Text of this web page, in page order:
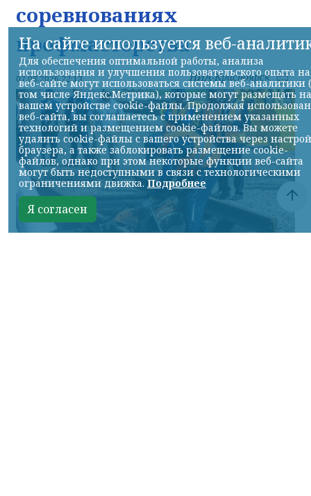
соревнованиях
профмастерства
07.08.2026 22:13 НИА-Красноярск
На сайте используется веб-
Для обеспечения оптимальной работы, анализа
использования и улучшения пользовательского опыта на
веб-сайте могут использоваться системы веб-аналитики
том числе Яндекс.Метрика), которые могут размещать на
вашем устройстве cookie-файлы. Продолжая
веб-сайта, вы соглашаетесь с применением указанных
технологий и размещением cookie-файлов. Вы можете
удалить cookie-файлы с вашего устройства через
браузера, а также заблокировать размещение cookie-
файлов, однако при этом некоторые функции веб-сайта
могут быть недоступными в связи с технологическими
ограничениями движка.Подробнее
Я согласен